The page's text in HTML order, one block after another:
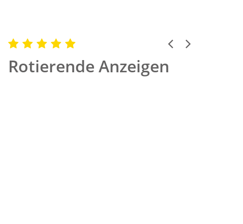
Rotierende Anzeigen
Previous
Next